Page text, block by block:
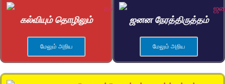
கல்வியும் தொழிலும்
மேலும் அறிய
ஜனன நேரத்திருத்தம்
மேலும் அறிய